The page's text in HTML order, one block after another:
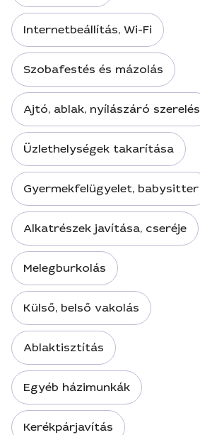
Internetbeállítás, Wi-Fi
Szobafestés és mázolás
Ajtó, ablak, nyílászáró szerelés
Üzlethelységek takarítása
Gyermekfelügyelet, babysitter
Alkatrészek javítása, cseréje
Melegburkolás
Külső, belső vakolás
Ablaktisztítás
Egyéb házimunkák
Kerékpárjavítás